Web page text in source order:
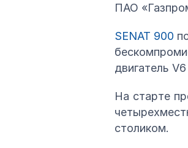
ПАО
SENAT 900
двигатель
На старте
столиком.